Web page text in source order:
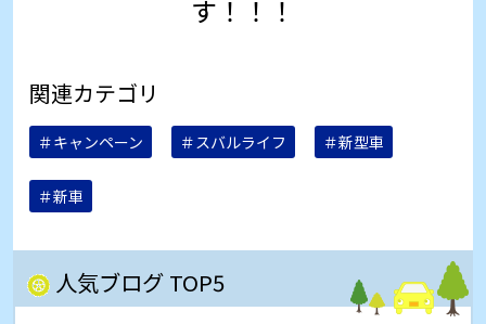
す！！！
関連カテゴリ
＃キャンペーン ＃スバルライフ ＃新型車
＃新車
人気ブログ TOP5